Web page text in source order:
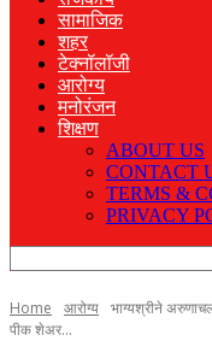
सामाजिक
शहर
टेक्नॉलॉजी
आरोग्य
मनोरंजन
शिक्षण
ABOUT US
CONTACT
TERMS &
PRIVACY
Home आरोग्य भाग्यश्रीने
पीक शेअर...